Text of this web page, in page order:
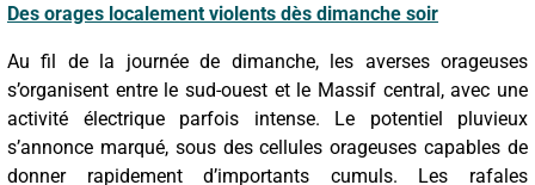
Des orages localement violents dès dimanche soir
Au fil de la journée de dimanche, les averses orageuses
s’organisent entre le sud-ouest et le Massif central, avec une
activité électrique parfois intense. Le potentiel pluvieux
s’annonce marqué, sous des cellules orageuses capables de
donner rapidement d’importants cumuls. Les rafales